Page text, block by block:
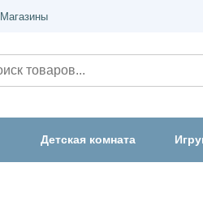
Магазины
Детская комната